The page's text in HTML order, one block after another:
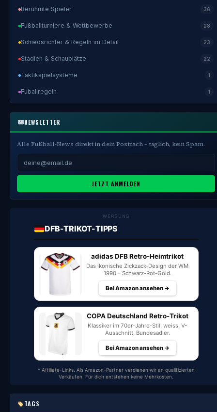
Berühmte Spieler 36
Fußballturniere & Wettbewerbe 28
Schiedsrichter & Regeln im Detail 23
Stadien & Schauplätze 22
Taktikspielsysteme 1
Fuballregeln 1
NEWSLETTER
Alle Fußball-News direkt in dein Postfach – täglich, kein Spam.
JETZT ANMELDEN
WERBUNG
DFB-TRIKOT-TIPPS
adidas DFB Retro-Heimtrikot
Das ikonische Zickzack-Design der WM
1990 – Schwarz-Rot-Gold.
Bei Amazon ansehen →
COPA Deutschland Retro-Trikot
Klassiker im 70er-Jahre-Stil: weiss, V-
Ausschnitt, Bundesadler.
Bei Amazon ansehen →
* Affiliate-Links. Als Amazon-Partner verdienen wir an qualifizierten
Verkäufen. Für dich entstehen keine Mehrkosten.
TAGS